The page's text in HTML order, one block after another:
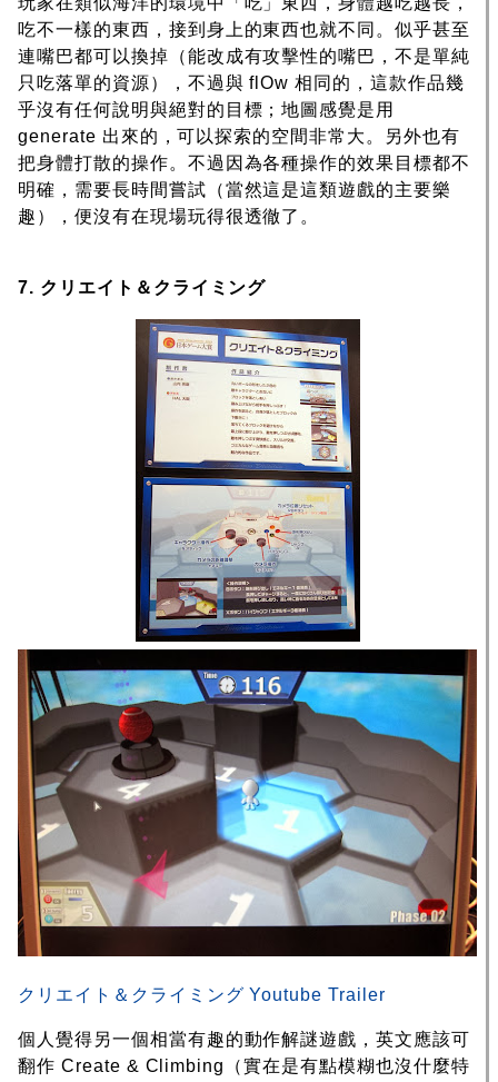
吃不一樣的東西，接到身上的東西也就不同。似乎甚至
連嘴巴都可以換掉（能改成有攻擊性的嘴巴，不是單純
只吃落單的資源），不過與 flOw 相同的，這款作品幾
乎沒有任何說明與絕對的目標；地圖感覺是用
generate 出來的，可以探索的空間非常大。另外也有
把身體打散的操作。不過因為各種操作的效果目標都不
明確，需要長時間嘗試（當然這是這類遊戲的主要樂
趣），便沒有在現場玩得很透徹了。
7. クリエイト＆クライミング
クリエイト＆クライミング Youtube Trailer
個人覺得另一個相當有趣的動作解謎遊戲，英文應該可
翻作 Create & Climbing（實在是有點模糊也沒什麼特